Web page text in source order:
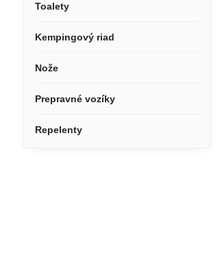
Toalety
Kempingový riad
Nože
Prepravné vozíky
Repelenty